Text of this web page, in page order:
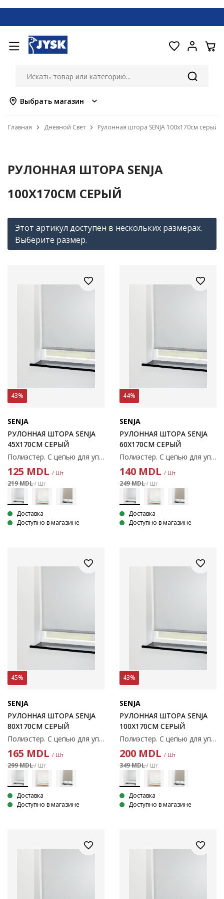
Выбрать магазин
Главная Дневной Свет Рулонная штора SENJA 100x170см серый
РУЛОННАЯ ШТОРА SENJA
100X170СМ СЕРЫЙ
Этот артикул доступен в нескольких размерах.
Выберите размер.
43%
SENJA
РУЛОННАЯ ШТОРА SENJA
45X170СМ СЕРЫЙ
Полиэстер. С цепью для управления. Ширину можно обрезать. 45x170 см
125 MDL / Шт
219 MDL/ Шт
Доставка
Доступно в магазине
44%
SENJA
РУЛОННАЯ ШТОРА SENJA
60X170СМ СЕРЫЙ
Полиэстер. С цепью для управления. Ширину можно обрезать. 60x170 см
140 MDL / Шт
249 MDL/ Шт
Доставка
Доступно в магазине
45%
SENJA
РУЛОННАЯ ШТОРА SENJA
80X170СМ СЕРЫЙ
Полиэстер. С цепью для управления. Ширину можно обрезать. 80x170 см
165 MDL / Шт
299 MDL/ Шт
Доставка
Доступно в магазине
43%
SENJA
РУЛОННАЯ ШТОРА SENJA
100X170СМ СЕРЫЙ
Полиэстер. С цепью для управления. Ширину можно обрезать. 100x170 см
200 MDL / Шт
349 MDL/ Шт
Доставка
Доступно в магазине